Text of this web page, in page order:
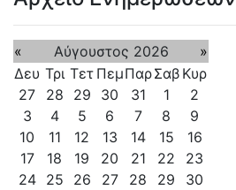
« Αύγουστος 2026
»
Δευ Τρι Τετ ΠεμΠαρΣαβ Κυρ
27
28 29 30 31 1
2
3
4 5 6 7 8
9
10
11 12 13 14 15
16
17
18 19 20 21 22
23
24
25 26 27 28 29
30